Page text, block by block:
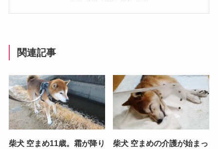
関連記事
柴犬 空まめ11歳。霜が降り
柴犬 空まめの介護が始まっ